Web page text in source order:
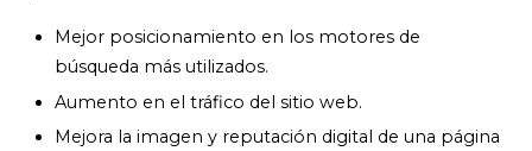
Mejor posicionamiento en los motores de
búsqueda más utilizados.
Aumento en el tráfico del sitio web.
Mejora la imagen y reputación digital de una página